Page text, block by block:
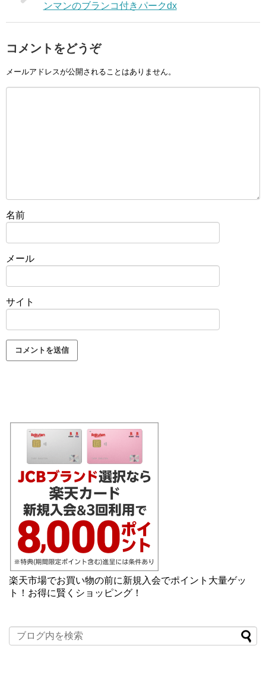
ンマンのブランコ付きパークdx
コメントをどうぞ
メールアドレスが公開されることはありません。
名前
メール
サイト
楽天市場でお買い物の前に新規入会でポイント大量ゲッ
ト！お得に賢くショッピング！